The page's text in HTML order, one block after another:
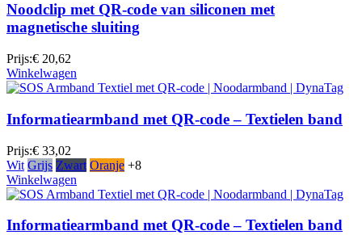
Noodclip met QR-code van siliconen met
magnetische sluiting
Prijs:€ 20,62
Winkelwagen
Informatiearmband met QR-code – Textielen band
Prijs:€ 33,02
Wit Grijs Zwart Oranje +8
Winkelwagen
Informatiearmband met QR-code – Textielen band